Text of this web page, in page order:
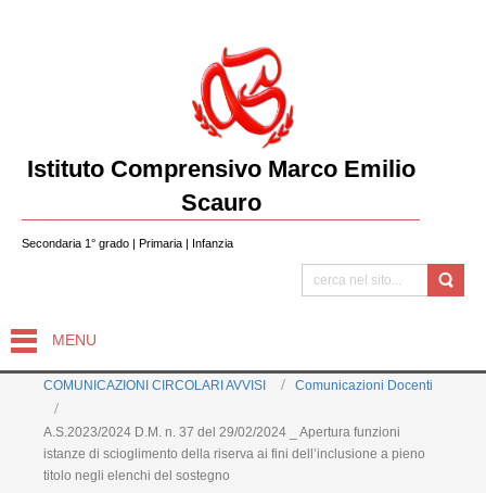
Istituto Comprensivo Marco Emilio
Scauro
Secondaria 1° grado | Primaria | Infanzia
MENU
COMUNICAZIONI CIRCOLARI AVVISI Comunicazioni Docenti
A.S.2023/2024 D.M. n. 37 del 29/02/2024 _ Apertura funzioni
istanze di scioglimento della riserva ai fini dell’inclusione a pieno
titolo negli elenchi del sostegno